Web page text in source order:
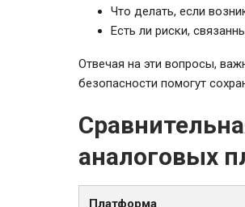
Что делать, если
Есть ли риски,
Отвечая на эти вопросы,
безопасности помогут
аналоговых
Платформа